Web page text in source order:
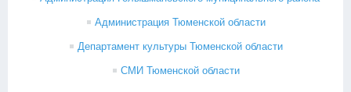
Администрация Тюменской области
Департамент культуры Тюменской области
СМИ Тюменской области